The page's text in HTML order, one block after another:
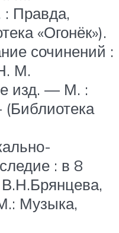
: Правда,
«Огонёк»).
сочинений :
М.
изд. — М. :
: в 8
Музыка,